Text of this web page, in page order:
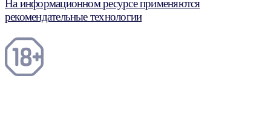
На информационном ресурсе применяются
рекомендательные технологии